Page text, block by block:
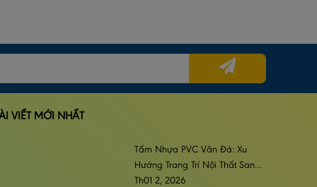
VIẾT MỚI NHẤT
Tấm Nhựa PVC Vân Đá: Xu
Hướng Trang Trí Nội Thất Sang
Trọng, Đẳng Cấp & Bền Bỉ
Th01 2, 2026